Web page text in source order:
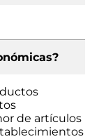
de artículos